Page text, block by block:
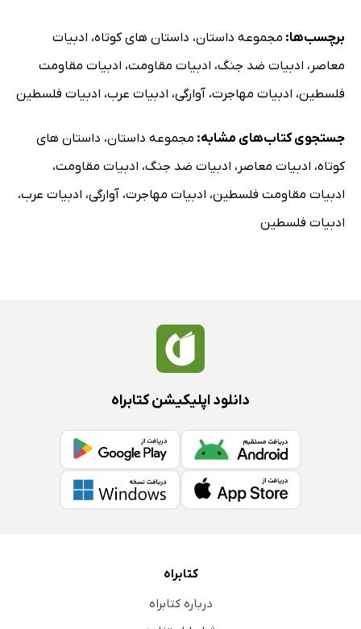
برچسب‌ها: مجموعه داستان، داستان های کوتاه، ادبیات
معاصر ، ادبیات ضد جنگ، ادبیات مقاومت، ادبیات مقاومت
فلسطین، ادبیات مهاجرت، آوارگی، ادبیات عرب، ادبیات فلسطین
جستجوی کتاب‌های مشابه: مجموعه داستان، داستان های
کوتاه، ادبیات معاصر ، ادبیات ضد جنگ، ادبیات مقاومت،
ادبیات مقاومت فلسطین، ادبیات مهاجرت، آوارگی، ادبیات عرب،
ادبیات فلسطین
دانلود اپلیکیشن کتابراه
کتابراه
درباره کتابراه